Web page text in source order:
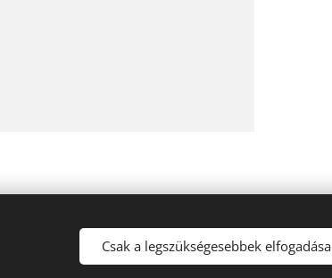
György utca 9/a., +36-20-360-61-22
Csak a legszükségesebbek elfogadása